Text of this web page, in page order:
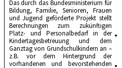
Das durch das Bundesministerium für
Bildung, Familie, Senioren, Frauen
und Jugend geförderte Projekt stellt
Berechnungen zum zukünftigen
Platz- und Personalbedarf in der
Kindertagesbetreuung und dem
Ganztag von Grundschulkindern an –
z.B. vor dem Hintergrund der
vorhandenen und bevorstehenden